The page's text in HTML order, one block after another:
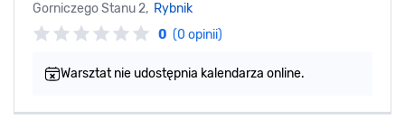
Gorniczego Stanu 2, Rybnik
0 (0 opinii)
Warsztat nie udostępnia kalendarza online.